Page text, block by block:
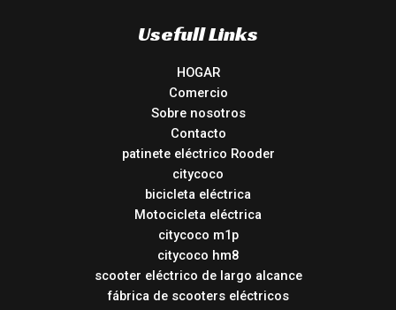
Usefull Links
HOGAR
Comercio
Sobre nosotros
Contacto
patinete eléctrico Rooder
citycoco
bicicleta eléctrica
Motocicleta eléctrica
citycoco m1p
citycoco hm8
scooter eléctrico de largo alcance
fábrica de scooters eléctricos